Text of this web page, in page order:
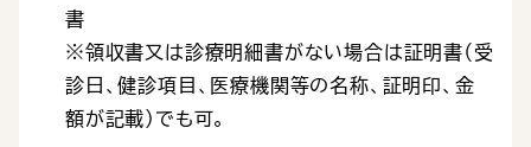
書
※領収書又は診療明細書がない場合は証明書（受
診日、健診項目、医療機関等の名称、証明印、金
額が記載）でも可。